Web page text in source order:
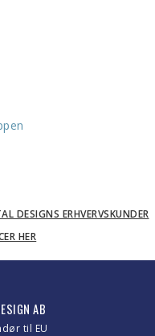
HER
AB
til EU